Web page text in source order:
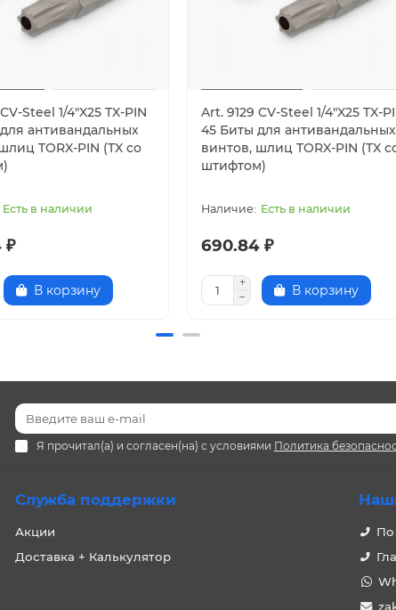
Steel 1/4"X25 TX-PIN
антивандальных
TORX-PIN (TX со
Есть в наличии
₽
В корзину
Art. 9129 CV-Steel 1/4"X25 TX-
45 Биты для антивандальных
винтов, шлиц TORX-PIN (TX
штифтом)
Есть в наличии
690.84 ₽
В корзину
Я прочитал(а) и согласен(на) с условиями Политика
Служба поддержки
Акции
Доставка + Калькулятор
По